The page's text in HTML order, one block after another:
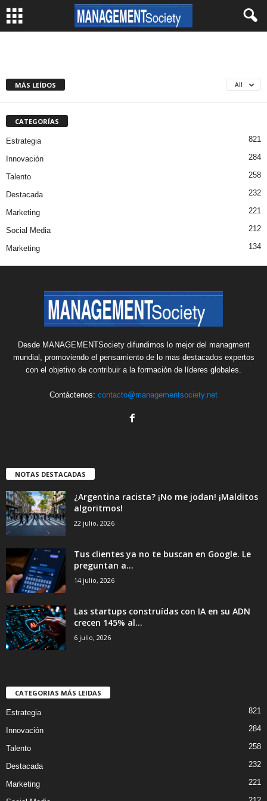
MÁS LEÍDOS All
CATEGORÍAS
Estrategia 821
Innovación 284
Talento 258
Destacada 232
Marketing 221
Social Media 212
Marketing 134
Desde MANAGEMENTSociety difundimos lo mejor del managment
mundial, promoviendo el pensamiento de lo mas destacados expertos
con el objetivo de contribuir a la formación de líderes globales.
Contáctenos: contacto@managementsociety.net
NOTAS DESTACADAS
¿Argentina racista? ¡No me jodan! ¡Malditos
algoritmos!
22 julio, 2026
Tus clientes ya no te buscan en Google. Le
preguntan a...
14 julio, 2026
Las startups construídas con IA en su ADN
crecen 145% al...
6 julio, 2026
CATEGORIAS MÁS LEIDAS
Estrategia 821
Innovación 284
Talento 258
Destacada 232
Marketing 221